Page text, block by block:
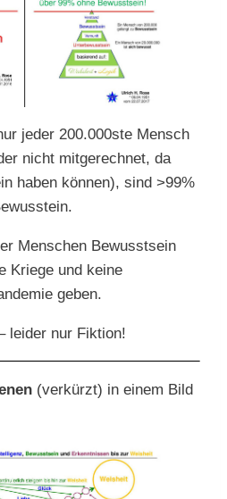
jeder 200.000ste Mensch
nicht mitgerechnet, da
haben können), sind >99%
Menschen Bewusstsein
Kriege und keine
geben.
leider nur Fiktion!
(verkürzt) in einem Bild